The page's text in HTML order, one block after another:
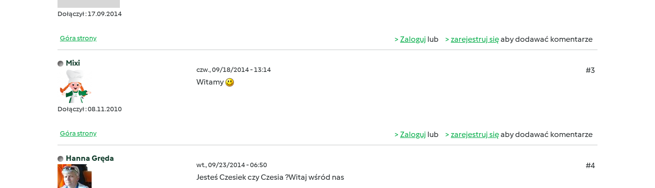
Dołączył : 17.09.2014
Góra strony Zaloguj lub zarejestruj sięaby dodawać komentarze
Mixi
Dołączył : 08.11.2010
czw., 09/18/2014 - 13:14
#3
Witamy
Góra strony Zaloguj lub zarejestruj sięaby dodawać komentarze
Hanna Gręda
wt., 09/23/2014 - 06:50
#4
Jesteś Czesiek czy Czesia ?Witaj wśród nas